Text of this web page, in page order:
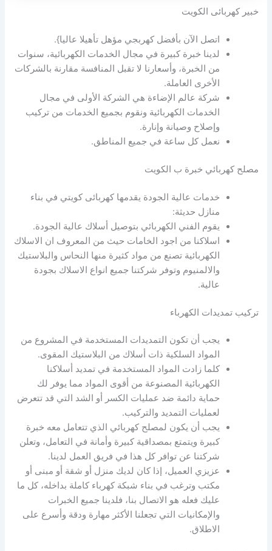
خبير كهربائى الكويت
اتصل الآن بأفضل كهربجي مؤهل تأهيلا عاليا}.
لدينا خبرة كبيرة في مجال الخدمات الكهربائية، سنوات
من الخبرة، وأسعارنا لا تقبل المنافسة مقارنة بالشركات
الأخرى العاملة.
شركة عالم الإضاءة هي الشركة الأولى في مجال
الخدمات الكهربائية ونقوم بجميع الخدمات من تركيب
وإصلاح وصيانة وإنارة.
نعمل كل ساعة في جميع المناطق.
مصلح كهربائي خبرة ب الكويت
خدمات عالية الجودة يقدمها كهربائى كويتي في بناء
منازل حديثة:
يقوم الفني الكهربائي بتوصيل أسلاك عالية الجودة.
اسلاكنا من اجود الخامات حيث من المعروف ان الاسلاك
الكهربائية تصنع من مواد كثيرة منها النحاس والبلاستيك
والالمنيوم وتوفر شركتنا جميع انواع الاسلاك بجودة
عالية.
تركيب تمديدات الكهرباء
يجب أن تكون التمديدات المستخدمة في المشروع من
المواد السلكية ذات أسلاك من البلاستيك المقوى.
كلما زادت المواد المستخدمة في تمديد أسلاكنا
الكهربائية المصنوعة من أقوى المواد مما يوفر لك
حماية دائمة ضد عمليات الكسر أو الشد التي قد تتعرض
لعمليات التمديد والتركيب.
يجب أن يكون لمصلح كهربائي الذي تتعامل معه خبرة
كبيرة ويتمتع بمصداقية كبيرة وأمانة في التعامل، وتعلن
شركتنا عن توافر كل هذا في فريق العمل لدينا.
عزيزي العميل، إذا كان لديك منزل أو شقة أو مبنى أو
مكتب وترغب في بناء شبكة كهرباء كاملة بداخله، كل ما
عليك فعله هو الاتصال بنا، فلدينا جميع الخبرات
والإمكانيات التي تجعلنا الأكثر مهارة ودقة وأسرع على
الاطلاق.